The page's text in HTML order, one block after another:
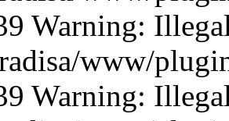
Warning:
www/
Warning: